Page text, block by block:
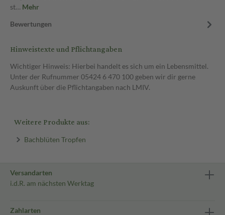
st… Mehr
Bewertungen
Hinweistexte und Pflichtangaben
Wichtiger Hinweis: Hierbei handelt es sich um ein Lebensmittel.
Unter der Rufnummer 05424 6 470 100 geben wir dir gerne
Auskunft über die Pflichtangaben nach LMIV.
Weitere Produkte aus:
Bachblüten Tropfen
Versandarten
i.d.R. am nächsten Werktag
Zahlarten